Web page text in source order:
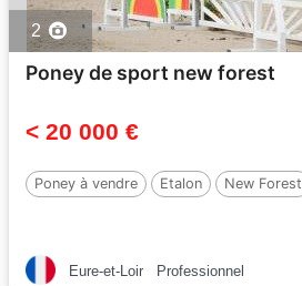
2
Poney de sport new forest
< 20 000 €
Poney à vendre Etalon New Forest
Eure-et-Loir Professionnel